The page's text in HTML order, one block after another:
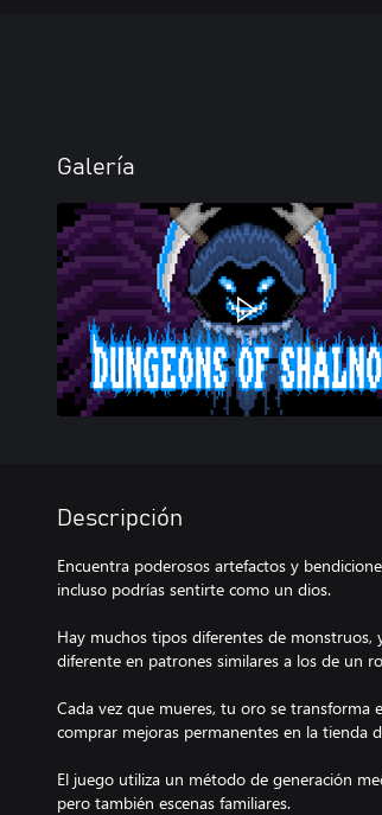
Galería
Descripción
Encuentra poderosos artefactos y
incluso podrías sentirte como un dios.
Hay muchos tipos diferentes de
diferente en patrones similares a los de un
Cada vez que mueres, tu oro se transforma
comprar mejoras permanentes en la tienda
El juego utiliza un método de generación
pero también escenas familiares.